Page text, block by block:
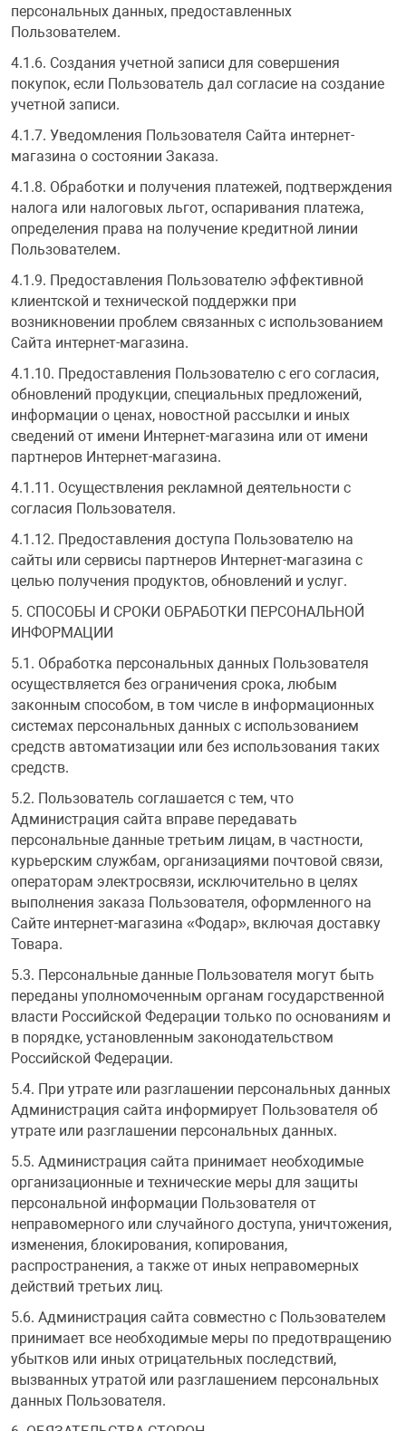
персональных данных, предоставленных
Пользователем.
4.1.6. Создания учетной записи для совершения
покупок, если Пользователь дал согласие на создание
учетной записи.
4.1.7. Уведомления Пользователя Сайта интернет-
магазина о состоянии Заказа.
4.1.8. Обработки и получения платежей, подтверждения
налога или налоговых льгот, оспаривания платежа,
определения права на получение кредитной линии
Пользователем.
4.1.9. Предоставления Пользователю эффективной
клиентской и технической поддержки при
возникновении проблем связанных с использованием
Сайта интернет-магазина.
4.1.10. Предоставления Пользователю с его согласия,
обновлений продукции, специальных предложений,
информации о ценах, новостной рассылки и иных
сведений от имени Интернет-магазина или от имени
партнеров Интернет-магазина.
4.1.11. Осуществления рекламной деятельности с
согласия Пользователя.
4.1.12. Предоставления доступа Пользователю на
сайты или сервисы партнеров Интернет-магазина с
целью получения продуктов, обновлений и услуг.
5. СПОСОБЫ И СРОКИ ОБРАБОТКИ ПЕРСОНАЛЬНОЙ
ИНФОРМАЦИИ
5.1. Обработка персональных данных Пользователя
осуществляется без ограничения срока, любым
законным способом, в том числе в информационных
системах персональных данных с использованием
средств автоматизации или без использования таких
средств.
5.2. Пользователь соглашается с тем, что
Администрация сайта вправе передавать
персональные данные третьим лицам, в частности,
курьерским службам, организациями почтовой связи,
операторам электросвязи, исключительно в целях
выполнения заказа Пользователя, оформленного на
Сайте интернет-магазина «Фодар», включая доставку
Товара.
5.3. Персональные данные Пользователя могут быть
переданы уполномоченным органам государственной
власти Российской Федерации только по основаниям и
в порядке, установленным законодательством
Российской Федерации.
5.4. При утрате или разглашении персональных данных
Администрация сайта информирует Пользователя об
утрате или разглашении персональных данных.
5.5. Администрация сайта принимает необходимые
организационные и технические меры для защиты
персональной информации Пользователя от
неправомерного или случайного доступа, уничтожения,
изменения, блокирования, копирования,
распространения, а также от иных неправомерных
действий третьих лиц.
5.6. Администрация сайта совместно с Пользователем
принимает все необходимые меры по предотвращению
убытков или иных отрицательных последствий,
вызванных утратой или разглашением персональных
данных Пользователя.